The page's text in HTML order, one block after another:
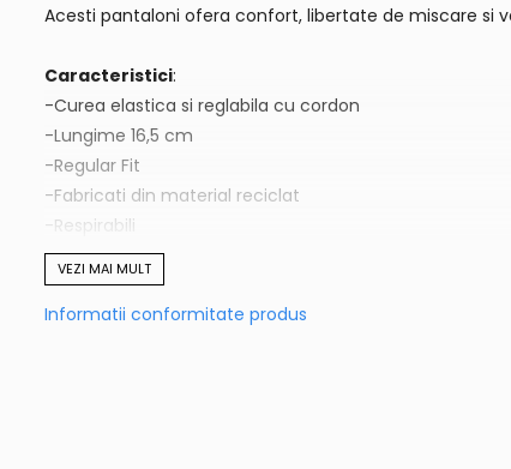
Acesti pantaloni ofera confort, libertate de miscare si
Caracteristici:
-Curea elastica si reglabila cu cordon
-Lungime 16,5 cm
-Regular Fit
-Fabricati din material reciclat
-Respirabili
-Libertate de miscare
VEZI MAI MULT
Informatii conformitate produs